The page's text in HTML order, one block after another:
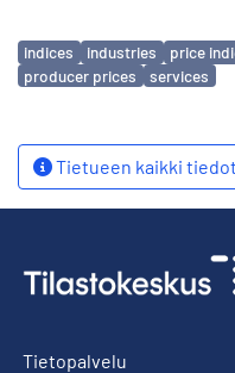
Avainsanat
indices industries price
producer prices
services
Tietueen kaikki tiedot
Tietopalvelu